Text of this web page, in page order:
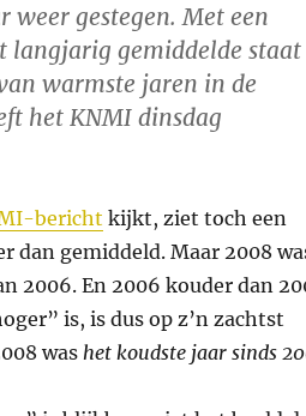
gestegen. Met een
langjarig gemiddelde staat
warmste jaren in de
het KNMI dinsdag
bericht kijkt, ziet toch een
dan gemiddeld. Maar 2008
2006. En 2006 kouder dan
is, is dus op z’n zachtst
was het koudste jaar sinds